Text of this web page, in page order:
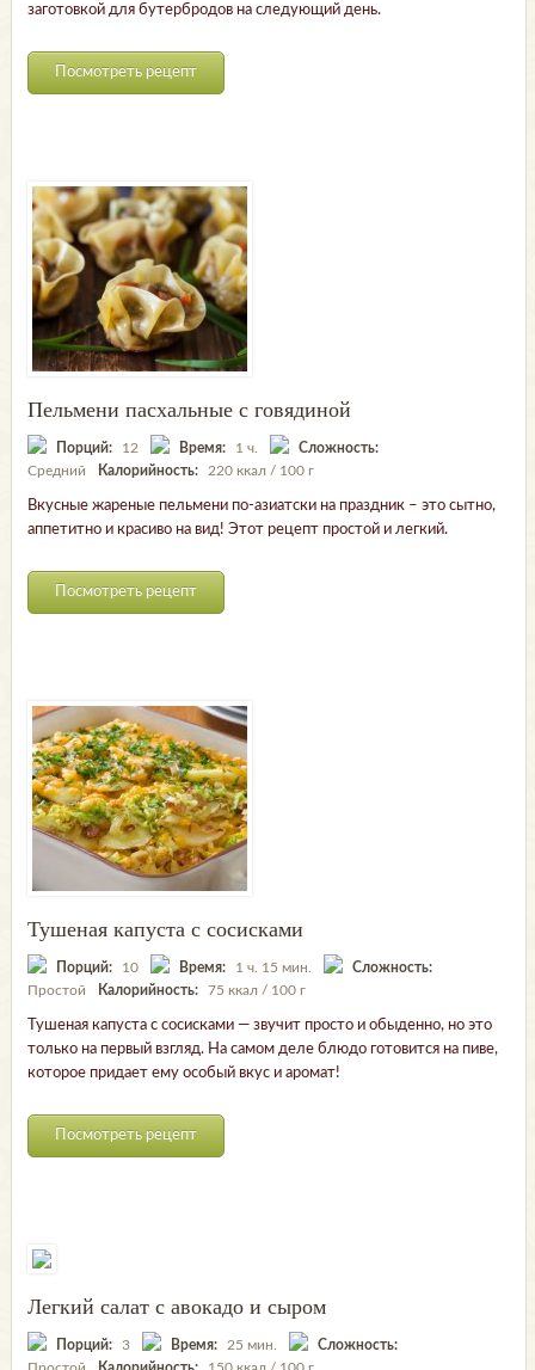
заготовкой для бутербродов на следующий день.
Посмотреть рецепт
Пельмени пасхальные с говядиной
Порций: 12 Время: 1 ч.
Сложность:
Средний
Калорийность: 220 ккал / 100 г
Вкусные жареные пельмени по-азиатски на праздник – это сытно,
аппетитно и красиво на вид! Этот рецепт простой и легкий.
Посмотреть рецепт
Тушеная капуста с сосисками
Порций: 10 Время: 1 ч. 15 мин.
Сложность:
Простой
Калорийность: 75 ккал / 100 г
Тушеная капуста с сосисками — звучит просто и обыденно, но это
только на первый взгляд. На самом деле блюдо готовится на пиве,
которое придает ему особый вкус и аромат!
Посмотреть рецепт
Легкий салат с авокадо и сыром
Порций: 3 Время: 25 мин.
Сложность: